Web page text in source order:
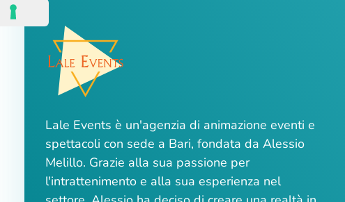
Lale Events è un'agenzia di animazione eventi e
spettacoli con sede a Bari, fondata da Alessio
Melillo. Grazie alla sua passione per
l'intrattenimento e alla sua esperienza nel